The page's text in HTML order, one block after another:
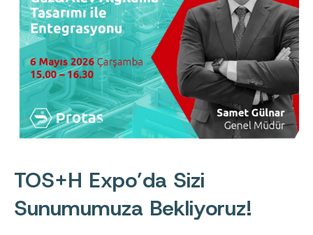
TOS+H Expo’da Sizi
Sunumumuza Bekliyoruz!